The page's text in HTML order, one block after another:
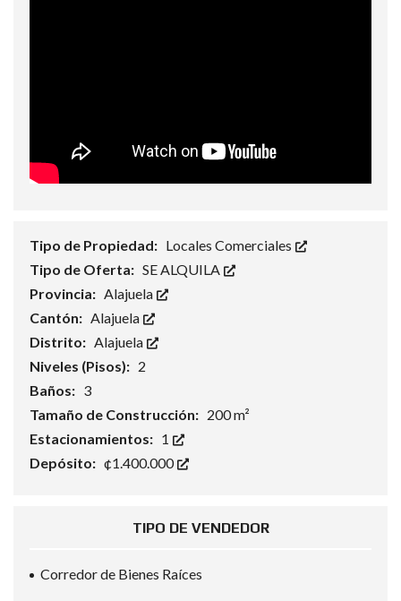
Tipo de Propiedad: Locales Comerciales
Tipo de Oferta: SE ALQUILA
Provincia: Alajuela
Cantón: Alajuela
Distrito: Alajuela
Niveles (Pisos): 2
Baños: 3
Tamaño de Construcción: 200 m²
Estacionamientos: 1
Depósito: ¢1.400.000
TIPO DE VENDEDOR
Corredor de Bienes Raíces